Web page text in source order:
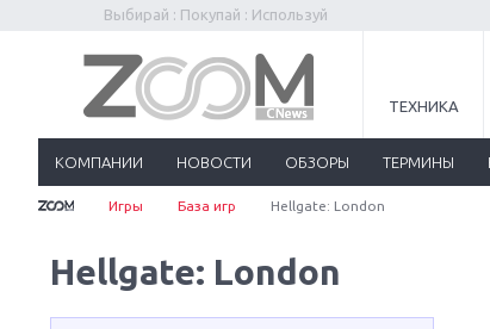
Выбирай : Покупай : Используй
ТЕХНИКА
КОМПАНИИ НОВОСТИ ОБЗОРЫ ТЕРМИНЫ
Игры База игр Hellgate: London
Hellgate: London